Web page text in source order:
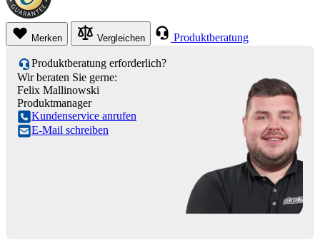
Merken Vergleichen Produktberatung
Produktberatung erforderlich?
Wir beraten Sie gerne:
Felix Mallinowski
Produktmanager
Kundenservice anrufen
E-Mail schreiben